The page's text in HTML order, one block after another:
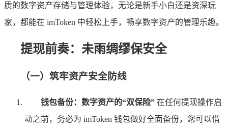
质的数字资产存储与管理体验，无论是新手小白还是资深玩
家，都能在 imToken 中轻松上手，畅享数字资产的管理乐趣。
提现前奏：未雨绸缪保安全
（一）筑牢资产安全防线
钱包备份：数字资产的“双保险” 在任何提现操作启
动之前，务必为 imToken 钱包做好全面备份，您可以借